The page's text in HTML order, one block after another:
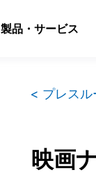
製品・サービス
< プレスル
映画